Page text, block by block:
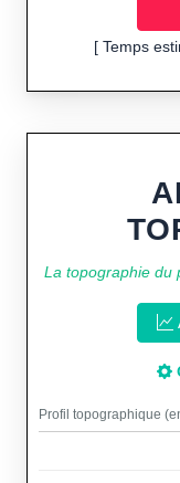
[ Temps
La topographie du
Profil topographique